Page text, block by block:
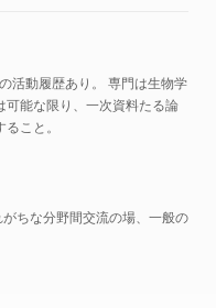
活動履歴あり。 専門は生物学
能な限り、一次資料たる論
こと。
ちな分野間交流の場、一般の